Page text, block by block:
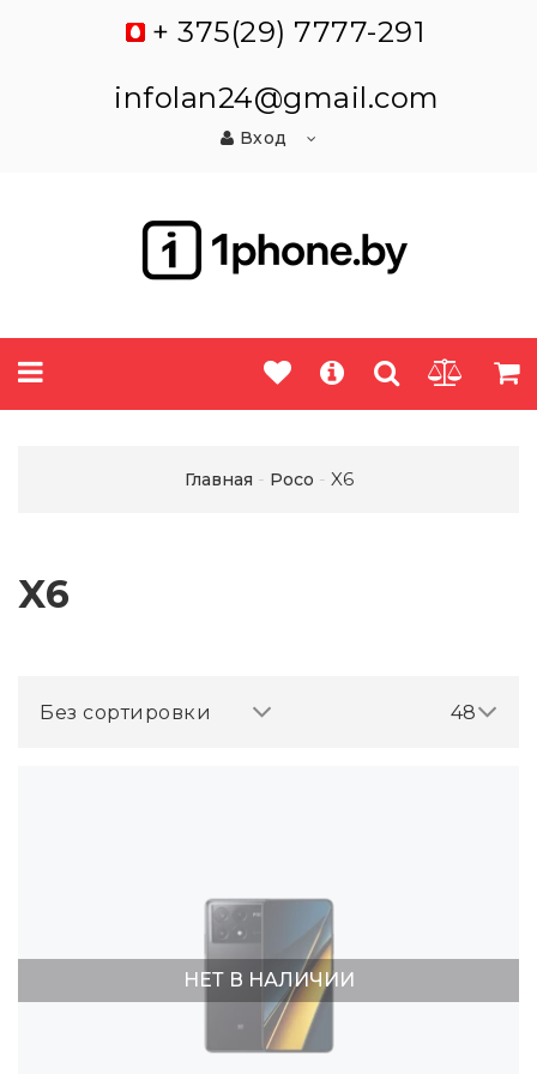
+ 375(29) 7777-291
infolan24@gmail.com
Вход
Главная Poco X6
X6
48
Без сортировки
НЕТ В НАЛИЧИИ